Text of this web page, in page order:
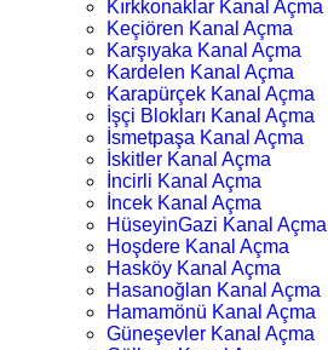
Kırkkonaklar Kanal Açma
Keçiören Kanal Açma
Karşıyaka Kanal Açma
Kardelen Kanal Açma
Karapürçek Kanal Açma
İşçi Blokları Kanal Açma
İsmetpaşa Kanal Açma
İskitler Kanal Açma
İncirli Kanal Açma
İncek Kanal Açma
HüseyinGazi Kanal Açma
Hoşdere Kanal Açma
Hasköy Kanal Açma
Hasanoğlan Kanal Açma
Hamamönü Kanal Açma
Güneşevler Kanal Açma